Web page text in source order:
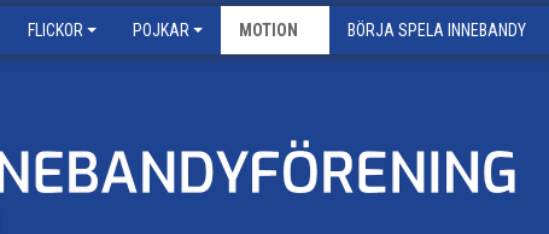
FLICKOR POJKAR MOTION BÖRJA SPELA INNEBANDY